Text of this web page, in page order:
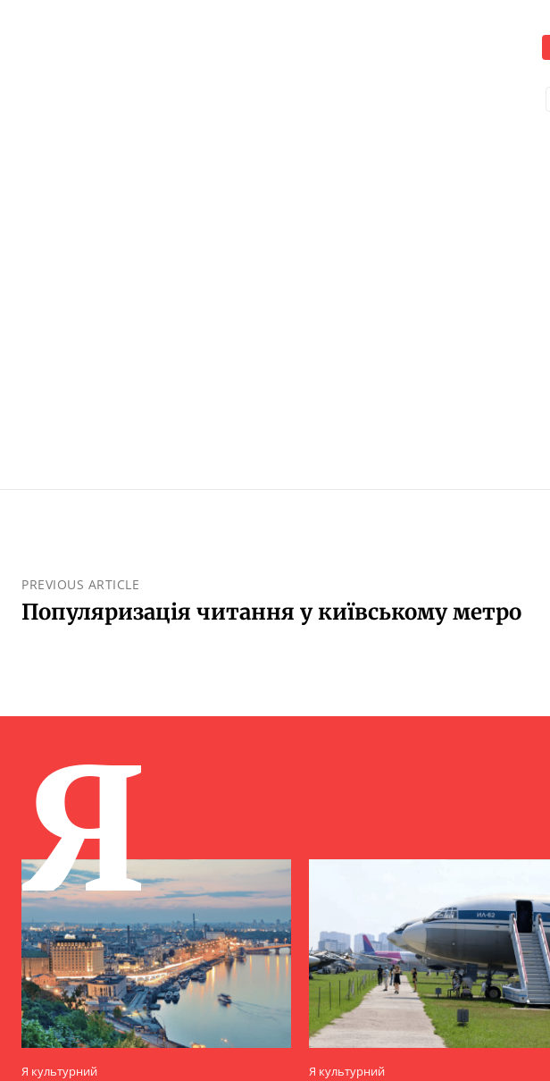
PREVIOUS ARTICLE
Популяризація читання у київському метро
Я
Я культурний Я культурний